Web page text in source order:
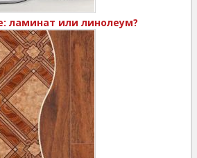
ламинат или линолеум?